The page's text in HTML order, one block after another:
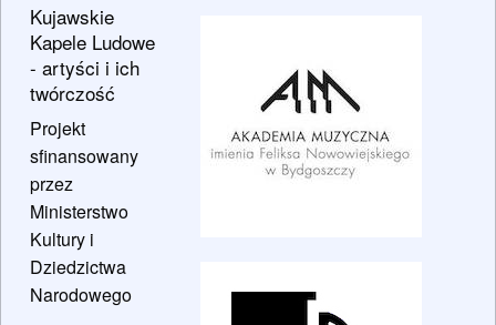
Kujawskie
Kapele Ludowe
- artyści i ich
twórczość
Projekt
sfinansowany
przez
Ministerstwo
Kultury i
Dziedzictwa
Narodowego